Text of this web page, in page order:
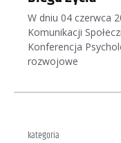
W dniu 04 czerwca
Komunikacji
Konferencja
rozwojowe
kategoria